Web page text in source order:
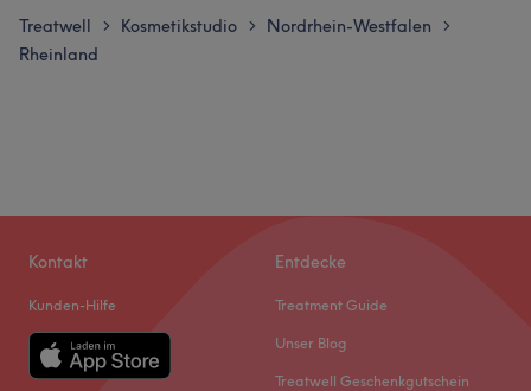
Treatwell > Kosmetikstudio > Nordrhein-Westfalen >
Rheinland
Kontakt
Kunden-Hilfe
Entdecke
Treatment Guide
Unser Blog
Treatwell Geschenkgutschein